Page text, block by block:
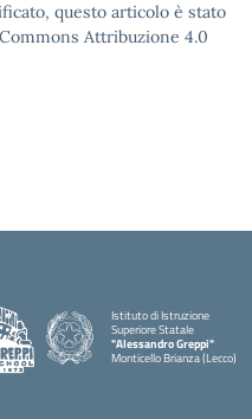
questo articolo è stato
Attribuzione 4.0
Istituto di Istruzione
Superiore Statale
"Alessandro Greppi"
Monticello Brianza (Lecco)